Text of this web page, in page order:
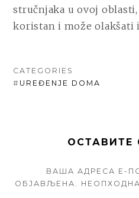
stručnjaka u ovoj
koristan i može olakšati
CATEGORIES
# UREĐENJE DOMA
ОСТАВИТЕ
ВАША АДРЕСА Е-
ОБЈАВЉЕНА.